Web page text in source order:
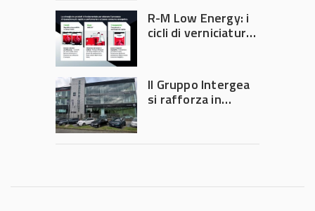
diventa ingegneria
di precisione
R-M Low Energy: i
cicli di verniciatura
tempi e costi in
carrozzeria
Il Gruppo Intergea
si rafforza in